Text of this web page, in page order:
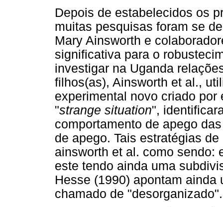
Depois de estabelecidos os
muitas pesquisas foram se
Mary Ainsworth e
significativa para o
investigar na Uganda
filhos(as), Ainsworth et al.,
experimental novo criado
"strange situation",
comportamento de apego
de apego. Tais estratégias
ainsworth et al. como sendo:
este tendo ainda uma
Hesse (1990) apontam
chamado de "desorganizado".